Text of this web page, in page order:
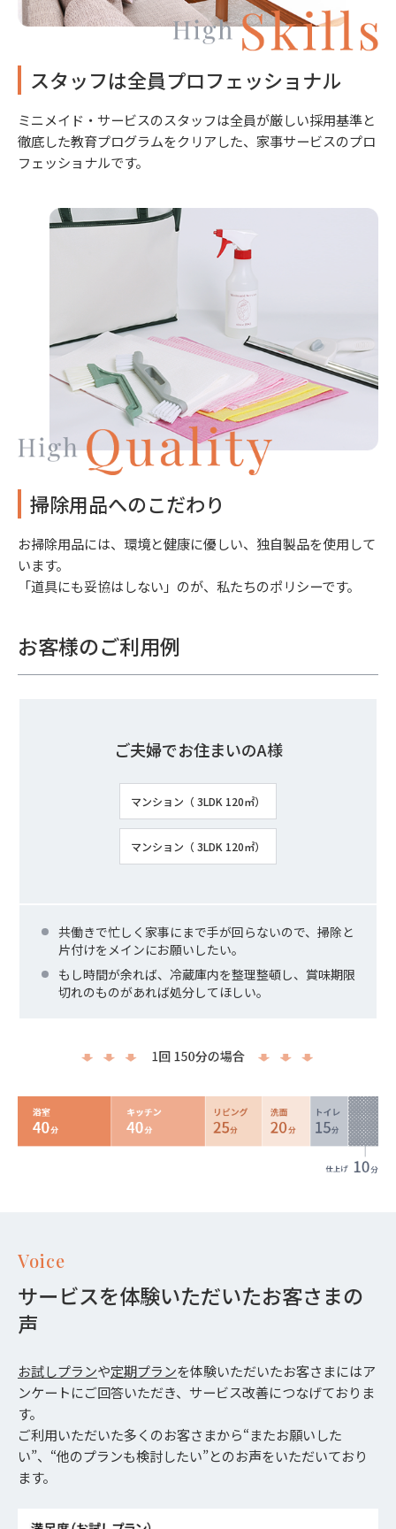
スタッフは全員プロフェッショナル
ミニメイド・サービスのスタッフは全員が厳しい採用基準と
徹底した教育プログラムをクリアした、家事サービスのプロ
フェッショナルです。
掃除用品へのこだわり
お掃除用品には、環境と健康に優しい、独自製品を使用して
います。
「道具にも妥協はしない」のが、私たちのポリシーです。
お客様のご利用例
ご夫婦でお住まいのA様
マンション（ 3LDK 120㎡）
マンション（ 3LDK 120㎡）
共働きで忙しく家事にまで手が回らないので、掃除と
片付けをメインにお願いしたい。
もし時間が余れば、冷蔵庫内を整理整頓し、賞味期限
切れのものがあれば処分してほしい。
Voice
サービスを体験いただいたお客さまの
声
お試しプランや定期プランを体験いただいたお客さまにはア
ンケートにご回答いただき、サービス改善につなげておりま
す。
ご利用いただいた多くのお客さまから“またお願いした
い”、“他のプランも検討したい”とのお声をいただいており
ます。